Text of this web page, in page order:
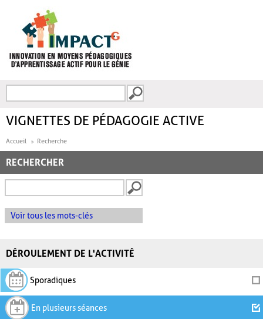
FORMULAIRE DE
VIGNETTES DE PÉDAGOGIE ACTIVE
Accueil Recherche
RECHERCHER
Voir tous les mots-clés
DÉROULEMENT DE L'ACTIVITÉ
Sporadiques
En plusieurs séances